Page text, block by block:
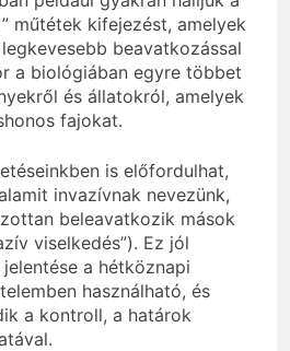
műtétek kifejezést, amelyek
beavatkozással
a biológiában egyre többet
és állatokról, amelyek
fajokat.
is előfordulhat,
invazívnak nevezünk,
beleavatkozik mások
viselkedés”). Ez jól
a hétköznapi
használható, és
a kontroll, a határok